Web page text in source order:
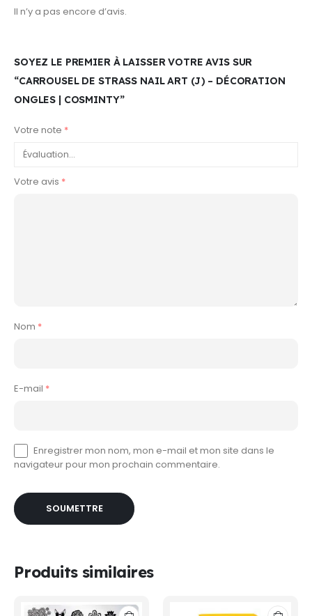
Il n’y a pas encore d’avis.
SOYEZ LE PREMIER À LAISSER VOTRE AVIS SUR
“CARROUSEL DE STRASS NAIL ART (J) – DÉCORATION
ONGLES | COSMINTY”
Votre note *
Votre avis *
Nom *
E-mail *
Enregistrer mon nom, mon e-mail et mon site dans le
navigateur pour mon prochain commentaire.
Produits similaires